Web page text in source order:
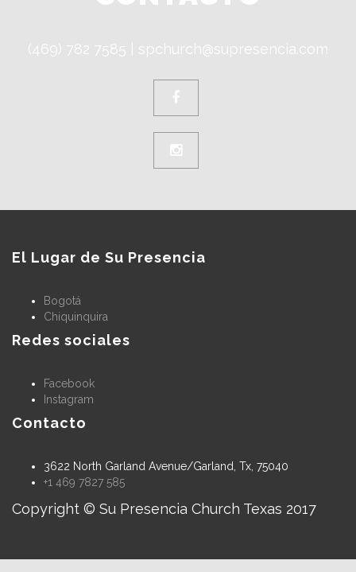
(469) 782 7585 spchurch@supresencia.com
El Lugar de Su Presencia
Bogotá
Chiquinquira
Redes sociales
Facebook
Instagram
Contacto
3622 North Garland Avenue/Garland, Tx, 75040
+1 469 7827 585
Copyright © Su Presencia Church Texas 2017